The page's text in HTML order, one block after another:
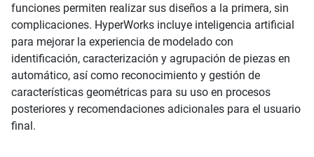
funciones permiten realizar sus diseños a la primera, sin
complicaciones. HyperWorks incluye inteligencia artificial
para mejorar la experiencia de modelado con
identificación, caracterización y agrupación de piezas en
automático, así como reconocimiento y gestión de
características geométricas para su uso en procesos
posteriores y recomendaciones adicionales para el usuario
final.